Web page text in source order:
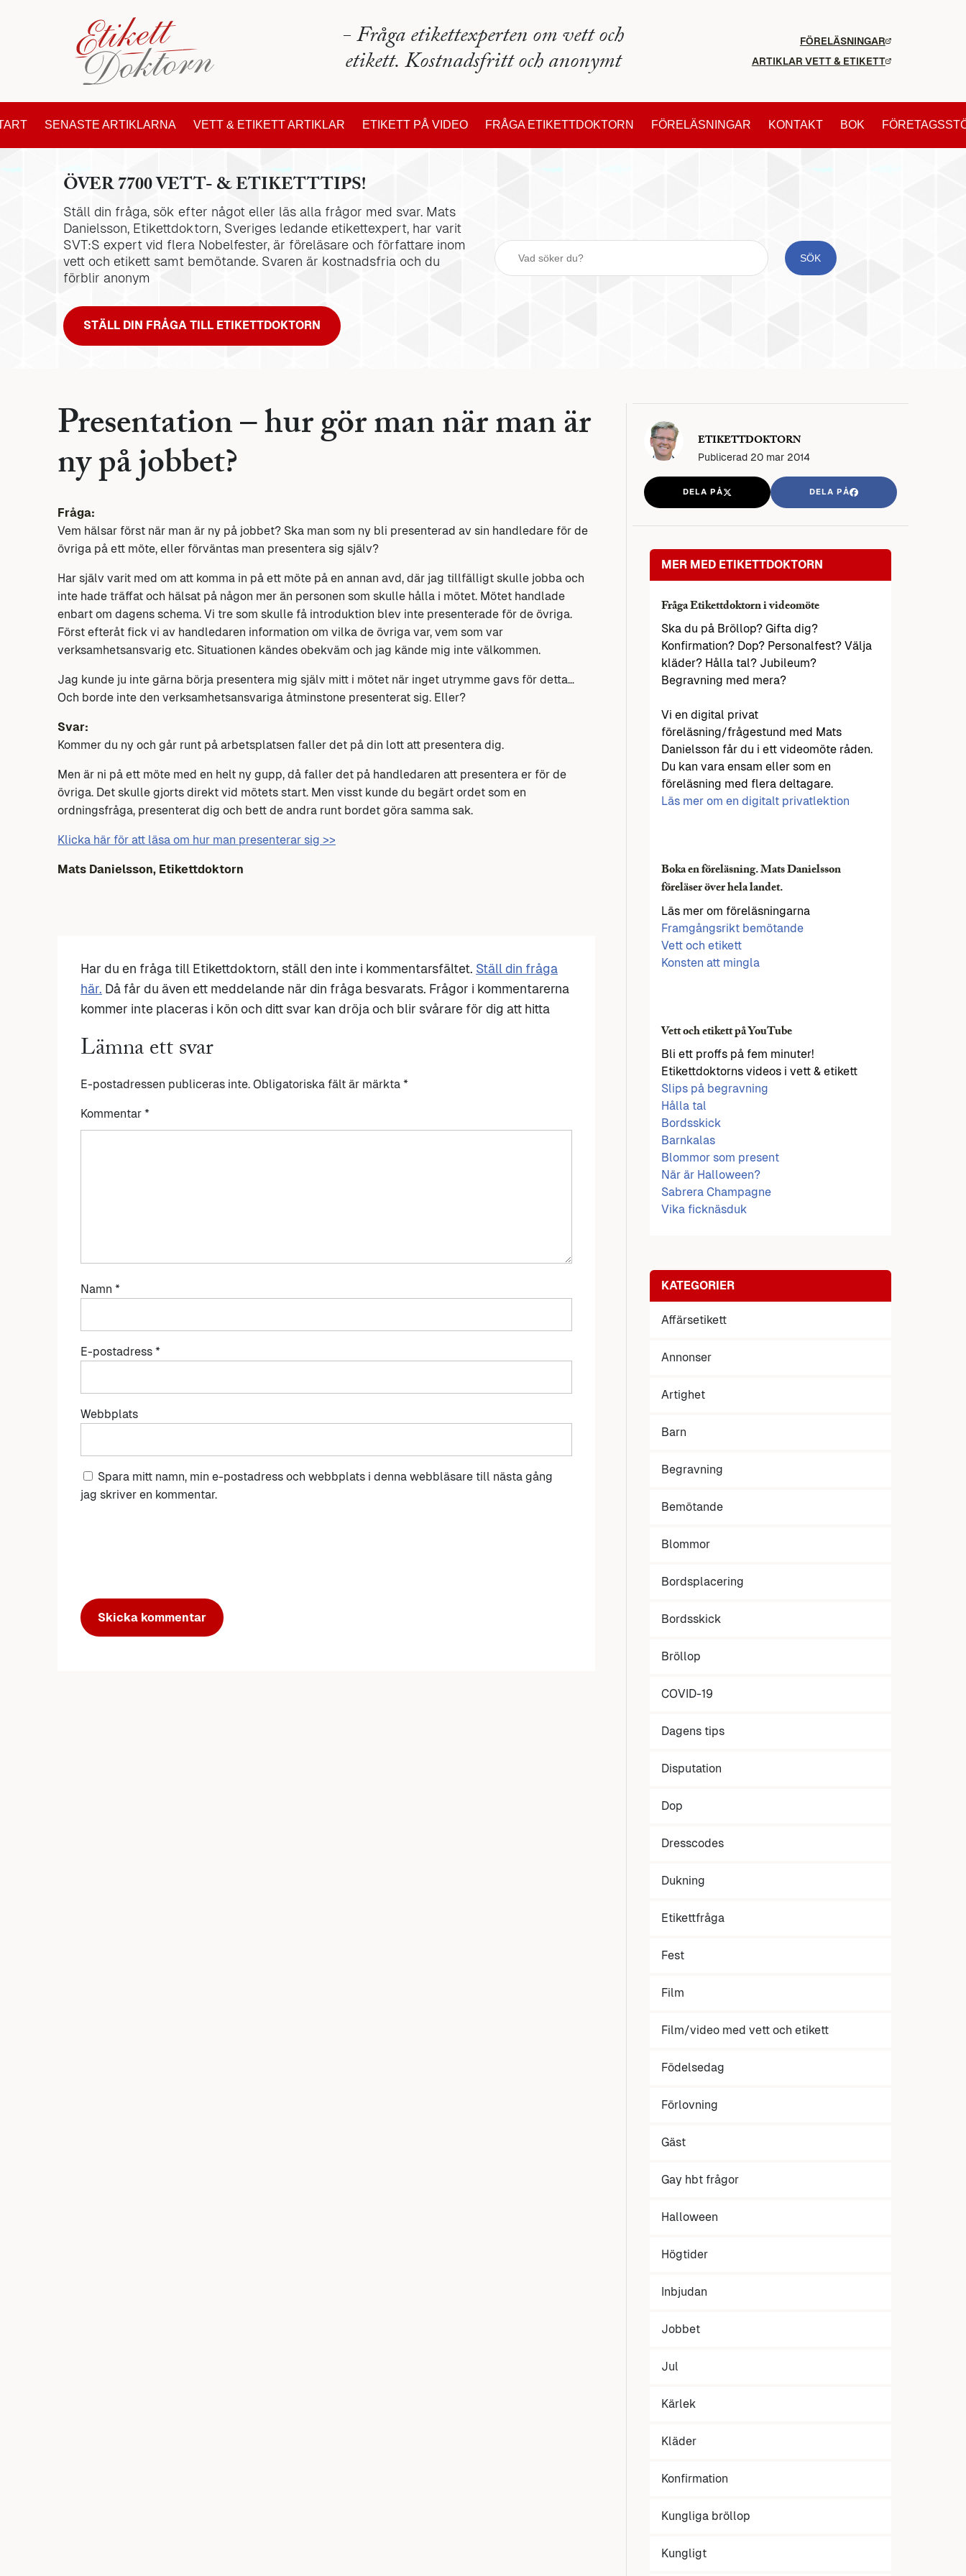
- Fråga etikettexperten om vett och
etikett. Kostnadsfritt och anonymt
FÖRELÄSNINGAR
ARTIKLAR VETT & ETIKETT
SENASTE ARTIKLARNA VETT & ETIKETT ARTIKLAR ETIKETT PÅ VIDEO FRÅGA ETIKETTDOKTORN FÖRELÄSNINGAR KONTAKT BOK
ÖVER 7700 VETT- & ETIKETTTIPS!
Ställ din fråga, sök efter något eller läs alla frågor med svar. Mats
Danielsson, Etikettdoktorn, Sveriges ledande etikettexpert, har varit
SVT:S expert vid flera Nobelfester, är föreläsare och författare inom
vett och etikett samt bemötande. Svaren är kostnadsfria och du
förblir anonym
STÄLL DIN FRÅGA TILL ETIKETTDOKTORN
Presentation – hur gör man när man är
ny på jobbet?
Fråga:
Vem hälsar först när man är ny på jobbet? Ska man som ny bli presenterad av sin handledare för de
övriga på ett möte, eller förväntas man presentera sig själv?
Har själv varit med om att komma in på ett möte på en annan avd, där jag tillfälligt skulle jobba och
inte hade träffat och hälsat på någon mer än personen som skulle hålla i mötet. Mötet handlade
enbart om dagens schema. Vi tre som skulle få introduktion blev inte presenterade för de övriga.
Först efteråt fick vi av handledaren information om vilka de övriga var, vem som var
verksamhetsansvarig etc. Situationen kändes obekväm och jag kände mig inte välkommen.
Jag kunde ju inte gärna börja presentera mig själv mitt i mötet när inget utrymme gavs för detta…
Och borde inte den verksamhetsansvariga åtminstone presenterat sig. Eller?
Svar:
Kommer du ny och går runt på arbetsplatsen faller det på din lott att presentera dig.
Men är ni på ett möte med en helt ny gupp, då faller det på handledaren att presentera er för de
övriga. Det skulle gjorts direkt vid mötets start. Men visst kunde du begärt ordet som en
ordningsfråga, presenterat dig och bett de andra runt bordet göra samma sak.
Klicka här för att läsa om hur man presenterar sig >>
Mats Danielsson, Etikettdoktorn
Har du en fråga till Etikettdoktorn, ställ den inte i kommentarsfältet. Ställ din fråga
här. Då får du även ett meddelande när din fråga besvarats. Frågor i kommentarerna
kommer inte placeras i kön och ditt svar kan dröja och blir svårare för dig att hitta
Lämna ett svar
E-postadressen publiceras inte. Obligatoriska fält är märkta *
Kommentar *
Namn *
E-postadress *
Webbplats
Spara mitt namn, min e-postadress och webbplats i denna webbläsare till nästa gång
jag skriver en kommentar.
ETIKETTDOKTORN
Publicerad 20 mar 2014
DELA PÅ DELA PÅ
MER MED ETIKETTDOKTORN
Fråga Etikettdoktorn i videomöte
Ska du på Bröllop? Gifta dig?
Konfirmation? Dop? Personalfest? Välja
kläder? Hålla tal? Jubileum?
Begravning med mera?
Vi en digital privat
föreläsning/frågestund med Mats
Danielsson får du i ett videomöte råden.
Du kan vara ensam eller som en
föreläsning med flera deltagare.
Läs mer om en digitalt privatlektion
Boka en föreläsning. Mats Danielsson
föreläser över hela landet.
Läs mer om föreläsningarna
Framgångsrikt bemötande
Vett och etikett
Konsten att mingla
Vett och etikett på YouTube
Bli ett proffs på fem minuter!
Etikettdoktorns videos i vett & etikett
Slips på begravning
Hålla tal
Bordsskick
Barnkalas
Blommor som present
När är Halloween?
Sabrera Champagne
Vika ficknäsduk
KATEGORIER
Affärsetikett
Annonser
Artighet
Barn
Begravning
Bemötande
Blommor
Bordsplacering
Bordsskick
Bröllop
COVID-19
Dagens tips
Disputation
Dop
Dresscodes
Dukning
Etikettfråga
Fest
Film
Film/video med vett och etikett
Födelsedag
Förlovning
Gäst
Gay hbt frågor
Halloween
Högtider
Inbjudan
Jobbet
Jul
Kärlek
Kläder
Konfirmation
Kungliga bröllop
Kungligt